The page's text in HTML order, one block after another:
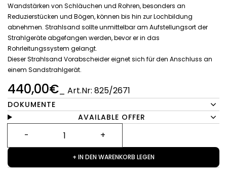
Wandstärken von Schläuchen und Rohren, besonders an
Reduzierstücken und Bögen, können bis hin zur Lochbildung
abnehmen. Strahlsand sollte unmittelbar am Aufstellungsort der
Strahlgeräte abgefangen werden, bevor er in das
Rohrleitungssystem gelangt.
Dieser Strahlsand Vorabscheider eignet sich für den Anschluss an
einem Sandstrahlgerät.
440,00€ _ Art.Nr: 825/2671
DOKUMENTE
AVAILABLE OFFER
+ IN DEN WARENKORB LEGEN